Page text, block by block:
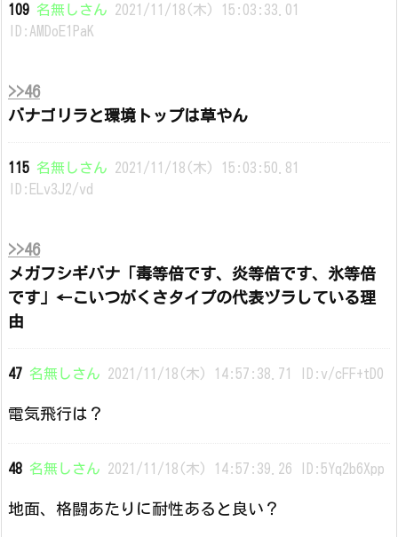
109 名無しさん 2021/11/18(木) 15:03:33.01
ID:AMDoE1PaK
>>46
バナゴリラと環境トップは草やん
115 名無しさん 2021/11/18(木) 15:03:50.81
ID:ELv3J2/vd
>>46
メガフシギバナ「毒等倍です、炎等倍です、氷等倍
です」←こいつがくさタイプの代表ヅラしている理
由
47 名無しさん 2021/11/18(木) 14:57:38.71 ID:v/cFF+tD0
電気飛行は？
48 名無しさん 2021/11/18(木) 14:57:39.26 ID:5Yq2b6Xpp
地面、格闘あたりに耐性あると良い？